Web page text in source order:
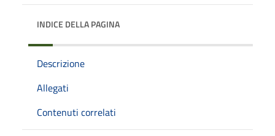
INDICE DELLA PAGINA
Descrizione
Allegati
Contenuti correlati